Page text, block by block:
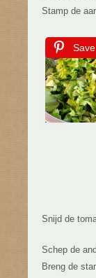
Stamp de
Save
Snijd de
Schep de
Breng de